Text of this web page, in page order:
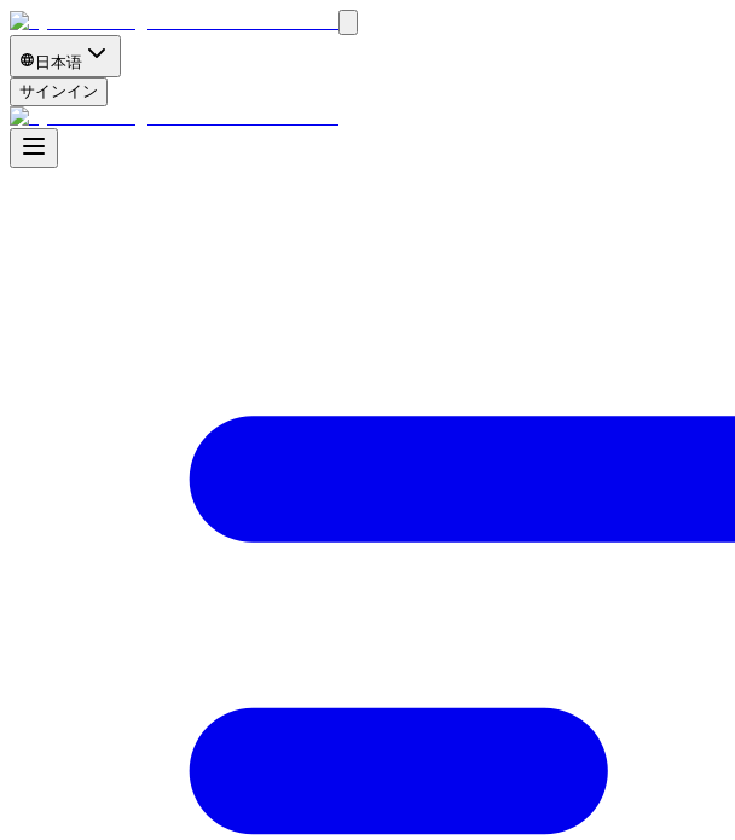
日本语
サインイン